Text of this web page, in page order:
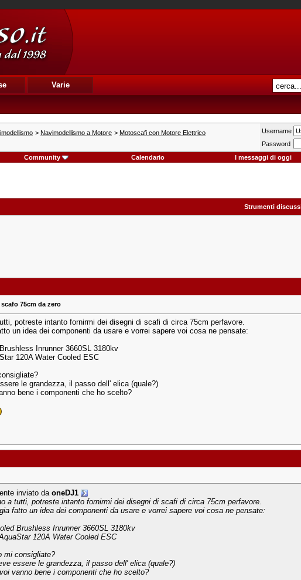
Varie
> Navimodellismo a Motore > Motoscafi con Motore Elettrico Username
Password
Community Calendario I messaggi di oggi
Strumenti
75cm da zero
potreste intanto fornirmi dei disegni di scafi di circa 75cm perfavore.
un idea dei componenti da usare e vorrei sapere voi cosa ne pensate:
Inrunner 3660SL 3180kv
120A Water Cooled ESC
le grandezza, il passo dell' elica (quale?)
bene i componenti che ho scelto?
inviato da oneDJ1
a tutti, potreste intanto fornirmi dei disegni di scafi di circa 75cm perfavore.
fatto un idea dei componenti da usare e vorrei sapere voi cosa ne pensate:
Brushless Inrunner 3660SL 3180kv
120A Water Cooled ESC
mi consigliate?
essere le grandezza, il passo dell' elica (quale?)
vanno bene i componenti che ho scelto?